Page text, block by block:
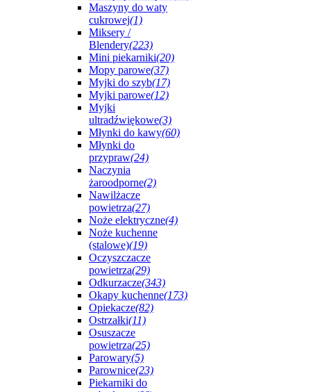
Maszyny do waty
cukrowej(1)
Miksery /
Blendery(223)
Mini piekarniki(20)
Mopy parowe(37)
Myjki do szyb(17)
Myjki parowe(12)
Myjki
ultradźwiękowe(3)
Młynki do kawy(60)
Młynki do
przypraw(24)
Naczynia
żaroodporne(2)
Nawilżacze
powietrza(27)
Noże elektryczne(4)
Noże kuchenne
(stalowe)(19)
Oczyszczacze
powietrza(29)
Odkurzacze(343)
Okapy kuchenne(173)
Opiekacze(82)
Ostrzałki(11)
Osuszacze
powietrza(25)
Parowary(5)
Parownice(23)
Piekarniki do